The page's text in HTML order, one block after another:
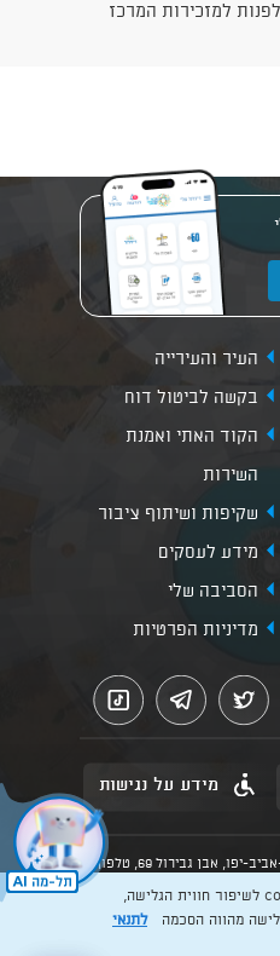
למזכירות המרכז
העיר והעירייה
בקשה לביטול דוח
הקוד האתי ואמנת
השירות
שקיפות ושיתוף ציבור
מידע לעסקים
הסביבה שלי
מדיניות הפרטיות
מידע על נגישות
כל הזכויות שמורות לעיריית תל-אביב-יפו, אבן גבירול 69, טלפון:
הדין הרלוונטיות כפי שתהיינה
לעת
Created by:
אנו משתמשים בקבצי cookies לשיפור חווית הגלישה,
מהווה הסכמהלתנאי